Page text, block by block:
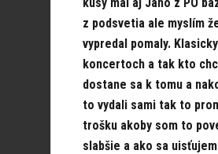
z podsvetia ale myslím
vypredal pomaly.
koncertoch a tak kto
dostane sa k tomu a
to vydali sami tak to
trošku akoby som to
slabšie a ako sa